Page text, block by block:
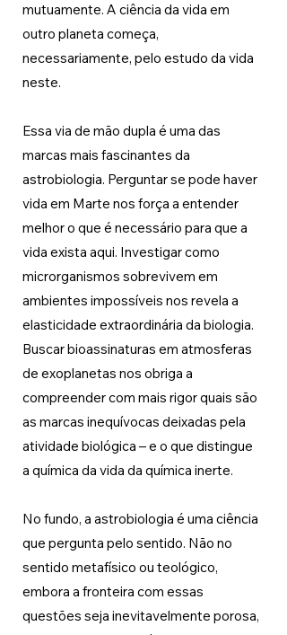
mutuamente. A ciência da vida em
outro planeta começa,
necessariamente, pelo estudo da vida
neste.
Essa via de mão dupla é uma das
marcas mais fascinantes da
astrobiologia. Perguntar se pode haver
vida em Marte nos força a entender
melhor o que é necessário para que a
vida exista aqui. Investigar como
microrganismos sobrevivem em
ambientes impossíveis nos revela a
elasticidade extraordinária da biologia.
Buscar bioassinaturas em atmosferas
de exoplanetas nos obriga a
compreender com mais rigor quais são
as marcas inequívocas deixadas pela
atividade biológica – e o que distingue
a química da vida da química inerte.
No fundo, a astrobiologia é uma ciência
que pergunta pelo sentido. Não no
sentido metafísico ou teológico,
embora a fronteira com essas
questões seja inevitavelmente porosa,